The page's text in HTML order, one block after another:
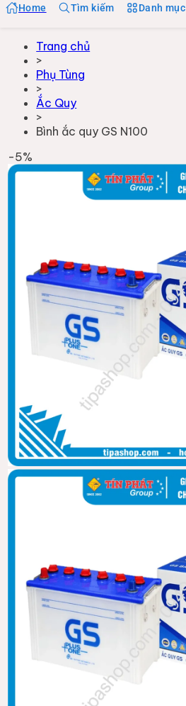
Home Tìm kiếm Danh mục
Trang chủ
>
Phụ Tùng
>
Ắc Quy
>
Bình ắc quy GS N100
-5%